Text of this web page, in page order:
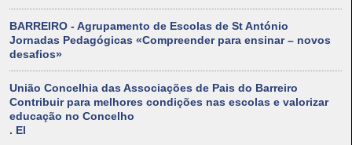
BARREIRO - Agrupamento de Escolas de St António
Jornadas Pedagógicas «Compreender para ensinar – novos
desafios»
União Concelhia das Associações de Pais do Barreiro
Contribuir para melhores condições nas escolas e valorizar
educação no Concelho
. El